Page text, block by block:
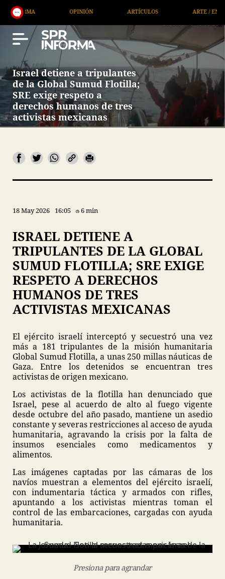
ARTE /
Israel detiene a tripulantes
de la Global Sumud Flotilla;
SRE exige respeto a
derechos humanos de tres
activistas mexicanas
18 May 2026 16:05 6 min
ISRAEL DETIENE A
TRIPULANTES DE LA GLOBAL
SUMUD FLOTILLA; SRE EXIGE
RESPETO A DERECHOS
HUMANOS DE TRES
ACTIVISTAS MEXICANAS
El ejército israelí interceptó y secuestró una vez
más a 181 tripulantes de la misión humanitaria
Global Sumud Flotilla, a unas 250 millas náuticas de
Gaza. Entre los detenidos se encuentran tres
activistas de origen mexicano.
Los activistas de la flotilla han denunciado que
Israel, pese al acuerdo de alto al fuego vigente
desde octubre del año pasado, mantiene un asedio
constante y severas restricciones al acceso de ayuda
humanitaria, agravando la crisis por la falta de
insumos esenciales como medicamentos y
alimentos.
Las imágenes captadas por las cámaras de los
navíos muestran a elementos del ejército israelí,
con indumentaria táctica y armados con rifles,
apuntando a los activistas mientras toman el
control de las embarcaciones, cargadas con ayuda
humanitaria.
Presiona para agrandar